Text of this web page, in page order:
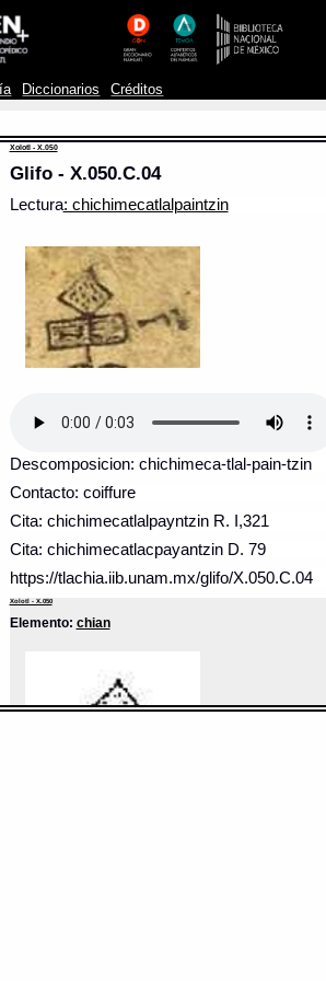
Diccionarios Créditos
Xolotl - X.050
Glifo - X.050.C.04
Lectura: chichimecatlalpaintzin
Descomposicion: chichimeca-tlal-pain-tzin
Contacto: coiffure
Cita: chichimecatlalpayntzin R. I,321
Cita: chichimecatlacpayantzin D. 79
https://tlachia.iib.unam.mx/glifo/X.050.C.04
Xolotl - X.050
Elemento: chian